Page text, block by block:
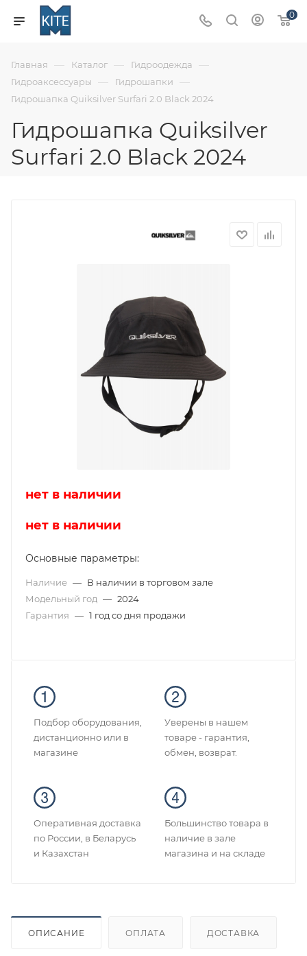
0
Главная — Каталог — Гидроодежда —
Гидроаксессуары — Гидрошапки —
Гидрошапка Quiksilver Surfari 2.0 Black 2024
Гидрошапка Quiksilver
Surfari 2.0 Black 2024
нет в наличии
нет в наличии
Основные параметры:
Наличие — В наличии в торговом зале
Модельный год — 2024
Гарантия — 1 год со дня продажи
Подбор оборудования,
дистанционно или в
магазине
Уверены в нашем
товаре - гарантия,
обмен, возврат.
Оперативная доставка
по России, в Беларусь
и Казахстан
Большинство товара в
наличие в зале
магазина и на складе
ОПИСАНИЕ ОПЛАТА ДОСТАВКА